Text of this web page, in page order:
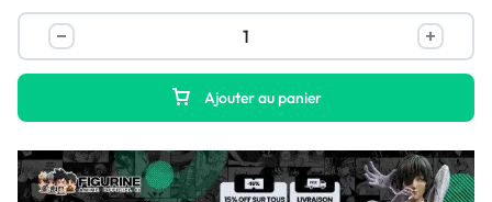
Ajouter au panier